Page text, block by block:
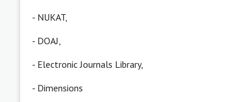
- NUKAT,
- DOAJ
- Electronic Journals Library,
- Dimensions